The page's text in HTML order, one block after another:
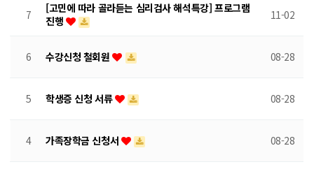
7
[고민에 따라 골라듣는 심리검사 해석특강] 프로그램
진행
11-02
6 수강신청 철회원 08-28
5 학생증 신청 서류 08-28
4 가족장학금 신청서 08-28